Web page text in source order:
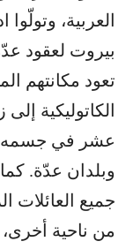
العربية،
بيروت لعقود
تعود مكانتهم
الكاتوليكية
عشر في جسمه
وبلدان عدّة.
جميع العائلات
من ناحية